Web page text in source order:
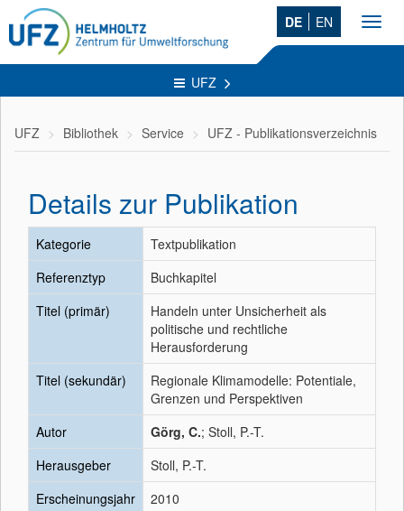
DE EN
UFZ
UFZ Bibliothek Service UFZ - Publikationsverzeichnis
Details zur Publikation
Kategorie
Textpublikation
Referenztyp
Buchkapitel
Titel (primär)
Handeln unter Unsicherheit als
politische und rechtliche
Herausforderung
Titel (sekundär)
Regionale Klimamodelle: Potentiale,
Grenzen und Perspektiven
Autor
Görg, C.; Stoll, P.-T.
Herausgeber
Stoll, P.-T.
Erscheinungsjahr
2010